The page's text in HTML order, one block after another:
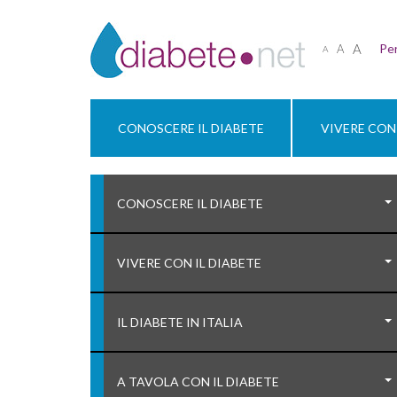
A A A
CONOSCERE IL DIABETE VIVERE
CONOSCERE IL DIABETE
VIVERE CON IL DIABETE
IL DIABETE IN ITALIA
A TAVOLA CON IL DIABETE